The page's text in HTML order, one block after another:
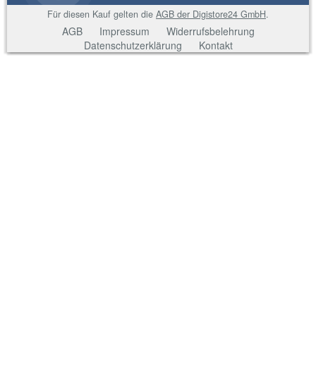
Für diesen Kauf gelten die AGB der Digistore24 GmbH.
AGB Impressum
Widerrufsbelehrung
Datenschutzerklärung
Kontakt